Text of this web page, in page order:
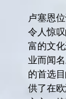
卢塞恩
令人惊
富的文
业而闻
的首选
供了在